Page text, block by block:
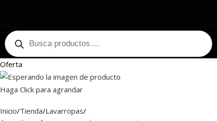
Oferta
Haga Click para agrandar
Inicio Tienda Lavarropas